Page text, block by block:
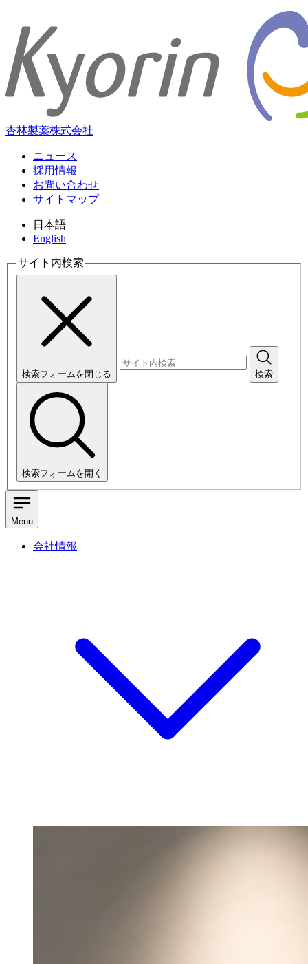
杏林製薬株式会社
ニュース
採用情報
お問い合わせ
サイトマップ
日本語
English
サイト内検索
検索フォームを閉じる 検索
検索フォームを開く
Menu
会社情報